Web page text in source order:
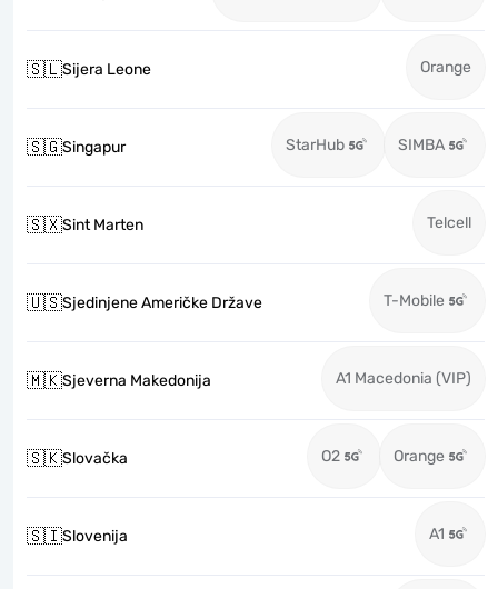
🇸🇱Sijera Leone Orange
🇸🇬Singapur StarHub SIMBA
🇸🇽Sint Marten Telcell
🇺🇸Sjedinjene Američke Države T-Mobile
🇲🇰Sjeverna Makedonija A1 Macedonia (VIP)
🇸🇰Slovačka O2 Orange
🇸🇮Slovenija A1